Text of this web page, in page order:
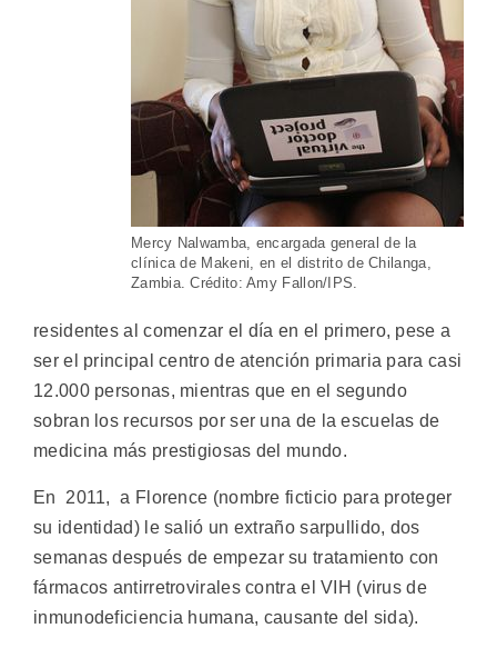
Mercy Nalwamba, encargada general de la
clínica de Makeni, en el distrito de Chilanga,
Zambia. Crédito: Amy Fallon/IPS.
residentes al comenzar el día en el primero, pese a
ser el principal centro de atención primaria para casi
12.000 personas, mientras que en el segundo
sobran los recursos por ser una de la escuelas de
medicina más prestigiosas del mundo.
En 2011, a Florence (nombre ficticio para proteger
su identidad) le salió un extraño sarpullido, dos
semanas después de empezar su tratamiento con
fármacos antirretrovirales contra el VIH (virus de
inmunodeficiencia humana, causante del sida).